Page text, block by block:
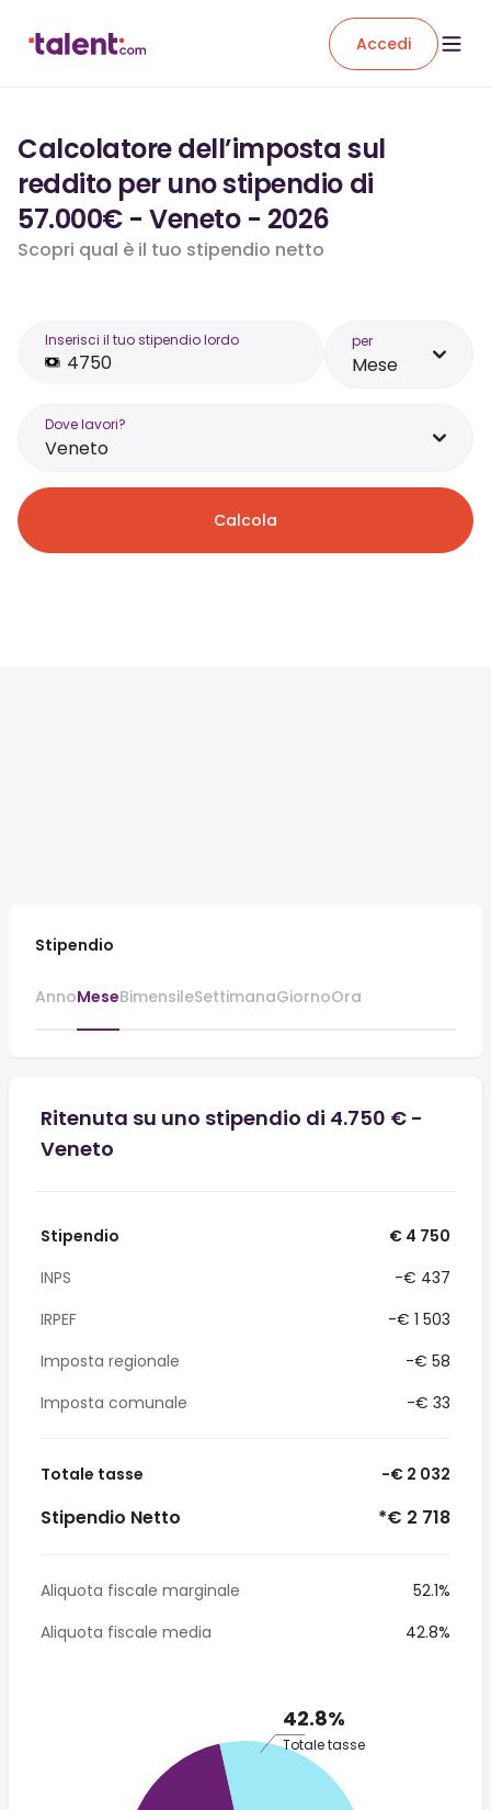
Accedi
Calcolatore dell’imposta sul
reddito per uno stipendio di
57.000€ - Veneto - 2026
Scopri qual è il tuo stipendio netto
Inserisci il tuo stipendio lordo per
Mese
Dove lavori?
Veneto
Calcola
Stipendio
AnnoMeseBimensileSettimanaGiornoOra
Ritenuta su uno stipendio di 4.750 € -
Veneto
Stipendio
€ 4 750
INPS
-€ 437
IRPEF
-€ 1 503
Imposta regionale
-€ 58
Imposta comunale
-€ 33
Totale tasse -€ 2 032
Stipendio Netto *€ 2 718
Aliquota fiscale marginale
52.1%
Aliquota fiscale media
42.8%
42.8%
Totale tasse